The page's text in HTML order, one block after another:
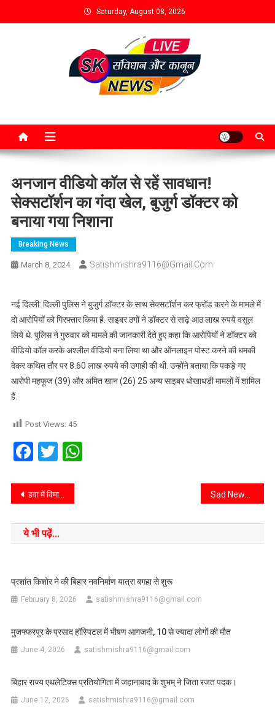
Saturday, August 08, 2026
अनजान वीडियो कॉल से रहें सावधान!
सेक्सटॉर्शन का गंदा खेल, बुजुर्ग डॉक्टर को
बनाया गया निशाना
Breaking News
March 8, 2024 Satishmishra9116@gmail.com
नई दिल्ली: दिल्ली पुलिस ने बुजुर्ग डॉक्टर के साथ सेक्सटॉर्शन कर फ्रॉड करने के मामले में
दो आरोपियों को गिरफ्तार किया है. साइबर ठगों ने डॉक्टर से साढ़े आठ लाख रुपये वसूल
लिये थे. पुलिस ने गुरुवार को मामले की जानकारी देते हुए कहा कि आरोपियों ने डॉक्टर को
वीडियो कॉल करके अश्लील वीडियो बना लिया था और ऑनलाइन पोस्ट करने की धमकी
देकर कथित तौर पर 8.60 लाख रुपये की उगाही की थी. उन्होंने बताया कि पकड़े गए
आरोपी महफूज (39) और अमित खान (26) 25 अन्य साइबर धोखाधड़ी मामलों में शामिल
हैं.
Post Views: 45
Facebook
TwitterWhatsApp
हवा में विमान का पहिया निकल गया! फिर जो हुआ जानकर आश्चर्यचकित हो जाएंगे
ये भी पढ़ें...
प्रशांत किशोर ने की बिहार नवनिर्माण यात्रा बगहा से शुरू
February 8, 2026 satishmishra9116@gmail.com
मुजफ्फरपुर के प्रसाद हॉस्पिटल में भीषण आगजनी, 10 से ज्यादा लोगों की मौत
June 4, 2026 satishmishra9116@gmail.com
बिहार राज्य एथलेटिक्स प्रतियोगिता में जहानाबाद के शुभम् ने जिता रजत पदक।
June 12, 2026 satishmishra9116@gmail.com